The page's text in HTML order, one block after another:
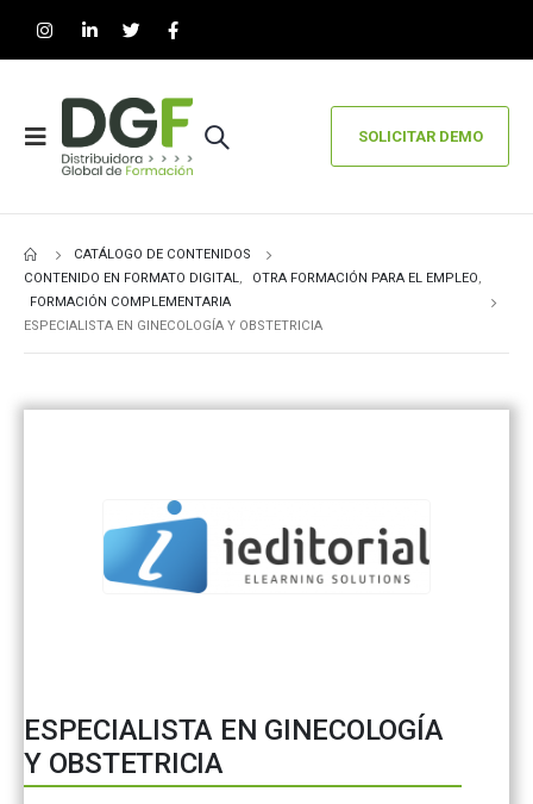
SOLICITAR DEMO
CATÁLOGO DE CONTENIDOS
CONTENIDO EN FORMATO DIGITAL, OTRA FORMACIÓN PARA EL EMPLEO,
FORMACIÓN COMPLEMENTARIA
ESPECIALISTA EN GINECOLOGÍA Y OBSTETRICIA
ESPECIALISTA EN GINECOLOGÍA
Y OBSTETRICIA